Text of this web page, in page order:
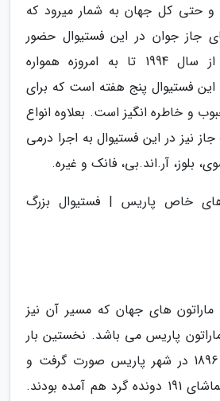
و حتی کل جهان به شمار میرود که
جاز جوان در این فستیوال حضور
دارند. این فستیوال از سال 1994 تا به امروزه همواره
این فستیوال پنج هفته است که برای
و خاطره انگیز است. بعلاوه انواع
نیز در این فستیوال به اجرا درمی
بلوز، آر.اند.بی، فانک و غیره.
خاص پاریس | فستیوال بزرگ
های جهان که مسیر آن نیز
پاریس می باشد. نخستین بار
این ماراتون در سال 1896 در شهر پاریس صورت گرفت و
جمعیت زیادی برای تماشای 191 دونده گرد هم آمده بودند.